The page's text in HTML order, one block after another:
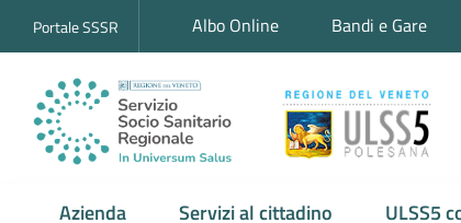
Portale SSSR Albo Online Bandi e Gare
Azienda Servizi al cittadino ULSS5